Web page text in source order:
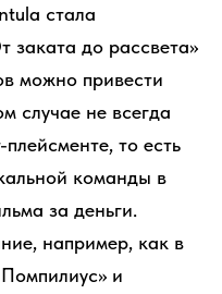
стала
заката до рассвета»
можно привести
случае не всегда
то есть
команды в
за деньги.
например, как в
и